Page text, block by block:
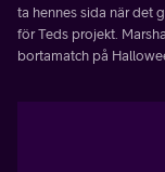
ta hennes sida när det
för Teds projekt.
bortamatch på